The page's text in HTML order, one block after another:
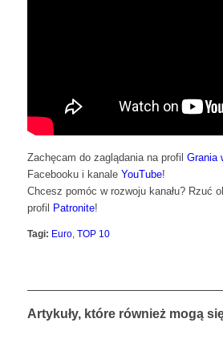
Zachęcam do zaglądania na profil Grania
Facebooku i kanale YouTube!
Chcesz pomóc w rozwoju kanału? Rzuć
profil
Patronite!
Tagi: Euro, TOP 10
Artykuły, które również mogą